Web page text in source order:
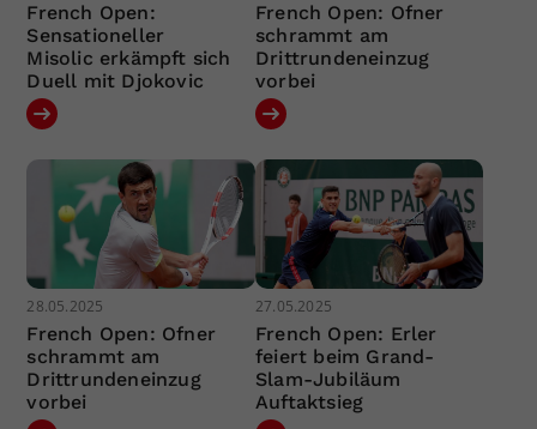
French Open:
Sensationeller
Misolic erkämpft sich
Duell mit Djokovic
French Open: Ofner
schrammt am
Drittrundeneinzug
vorbei
28.05.2025
French Open: Ofner
schrammt am
Drittrundeneinzug
vorbei
27.05.2025
French Open: Erler
feiert beim Grand-
Slam-Jubiläum
Auftaktsieg